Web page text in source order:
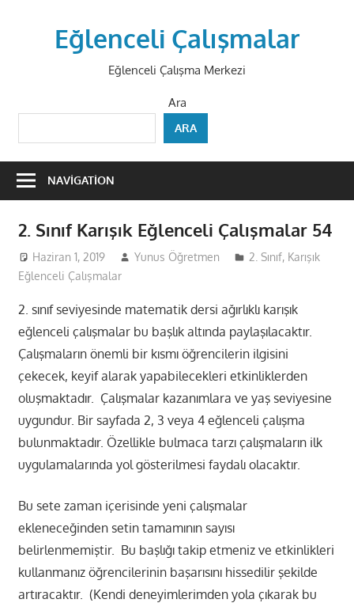
Eğlenceli Çalışmalar
Eğlenceli Çalışma Merkezi
Ara
ARA
NAVIGATION
2. Sınıf Karışık Eğlenceli Çalışmalar 54
Haziran 1, 2019 Yunus Öğretmen 2. Sınıf, Karışık
Eğlenceli Çalışmalar
2. sınıf seviyesinde matematik dersi ağırlıklı karışık
eğlenceli çalışmalar bu başlık altında paylaşılacaktır.
Çalışmaların önemli bir kısmı öğrencilerin ilgisini
çekecek, keyif alarak yapabilecekleri etkinliklerden
oluşmaktadır. Çalışmalar kazanımlara ve yaş seviyesine
uygundur. Bir sayfada 2, 3 veya 4 eğlenceli çalışma
bulunmaktadır. Özellikle bulmaca tarzı çalışmaların ilk
uygulamalarında yol gösterilmesi faydalı olacaktır.
Bu sete zaman içerisinde yeni çalışmalar
ekleneceğinden setin tamamının sayısı
belirlenmemiştir. Bu başlığı takip etmeniz ve etkinlikleri
kullanmanız öğrencilerinin başarısını hissedilir şekilde
artıracaktır. (Kendi deneyimlerimden yola çıkarak bu